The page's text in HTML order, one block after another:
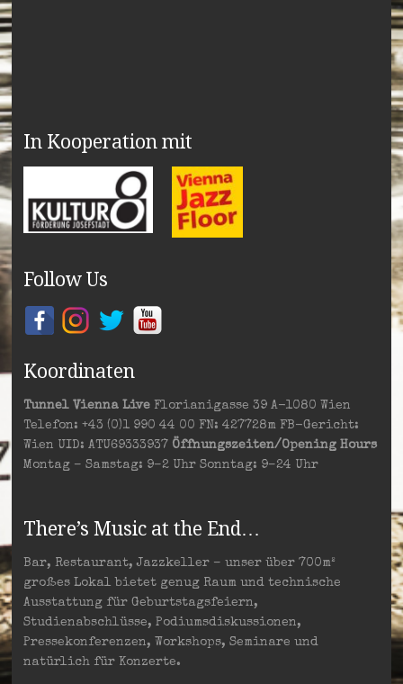
In Kooperation mit
Follow Us
Koordinaten
Tunnel Vienna LiveFlorianigasse 39 A-1080 Wien
Telefon: +43 (0)1 990 44 00 FN: 427728m FB-Gericht:
Wien UID: ATU69333937 Öffnungszeiten/Opening Hours
Montag – Samstag: 9–2 Uhr Sonntag: 9–24 Uhr
There’s Music at the End…
Bar, Restaurant, Jazzkeller – unser über 700m²
großes Lokal bietet genug Raum und technische
Ausstattung für Geburtstagsfeiern,
Studienabschlüsse, Podiumsdiskussionen,
Pressekonferenzen, Workshops, Seminare und
natürlich für Konzerte.